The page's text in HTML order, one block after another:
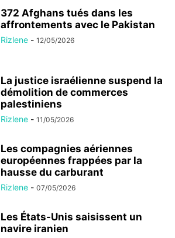
372 Afghans tués dans les
affrontements avec le Pakistan
Rizlene - 12/05/2026
La justice israélienne suspend la
démolition de commerces
palestiniens
Rizlene - 11/05/2026
Les compagnies aériennes
européennes frappées par la
hausse du carburant
Rizlene - 07/05/2026
Les États-Unis saisissent un
navire iranien